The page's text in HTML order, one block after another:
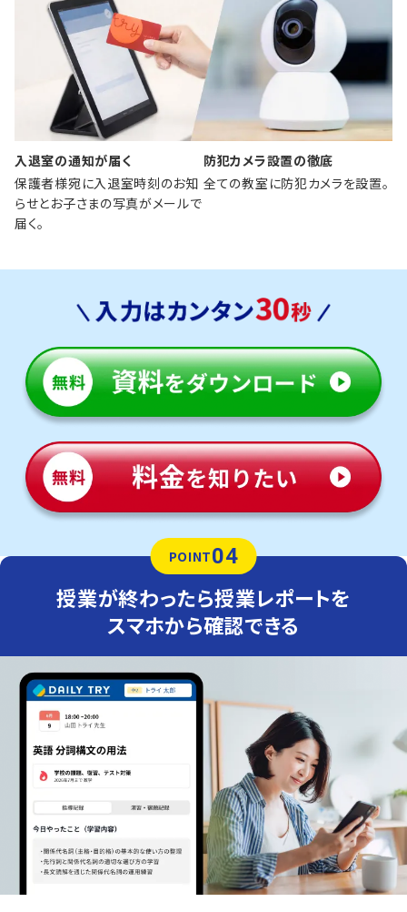
入退室の通知が届く
保護者様宛に入退室時刻のお知
らせとお子さまの写真がメールで
届く。
防犯カメラ設置の徹底
全ての教室に防犯カメラを設置。
POINT04
授業が終わったら授業レポートを
スマホから確認できる